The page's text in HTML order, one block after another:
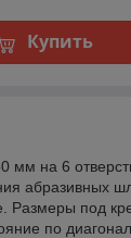
Купить
мм на 6
абразивных
Размеры под
по